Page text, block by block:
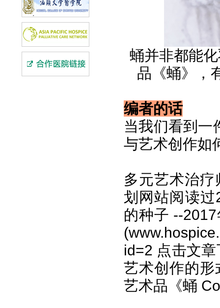
蛹并非都能
品《蛹》，
编者的话
当我们看到一
与艺术创作如
多元艺术治
划网站阅读
的种子 --
id=2 点击文
艺术创作的
艺术品《蛹